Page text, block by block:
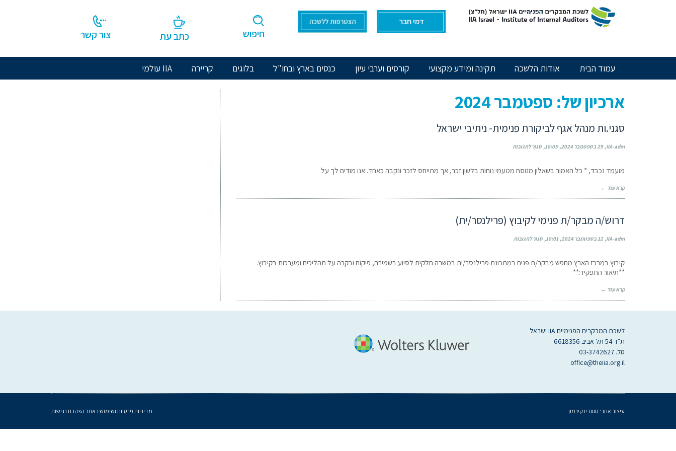
לעבור
חיפוש כתב עת צור קשר
עמוד הבית אודות הלשכה תקינה ומידע מקצועי קורסים וערבי עיון כנסים בארץ ובחו"ל בלוגים קריירה IIA עולמי
ארכיון של: ספטמבר 2024
סגני.ות מנהל אגף לביקורת פנימית- ניתיבי ישראל
IIA-adm 29 בספטמבר 2024 10:05 סגור לתגובות
מועמד נכבד, * כל האמור בשאלון מנוסח מטעמי נוחות בלשון זכר, אך מתייחס לזכר ונקבה כאחד. אנו מודים לך על
קרא עוד ←
דרוש/ה מבקר/ת פנימי לקיבוץ (פרילנסר/ית)
IIA-adm 12 בספטמבר 2024 10:01 סגור לתגובות
קיבוץ במרכז הארץ מחפש מבקר/ת פנים במתכונת פרילנסר/ית במשרה חלקית לסיוע בשמירה, פיקוח ובקרה על תהליכים ומערכות בקיבוץ.
**תיאור התפקיד:**
קרא עוד ←
לשכת המבקרים הפנימיים IIA ישראל
ת"ד 54 תל אביב 6618356
טל. 03-3742627
office@theiia.org.il
מדיניות פרטיות ושימוש באתר הצהרת נגישות עיצוב אתר: סטודיו קינמון